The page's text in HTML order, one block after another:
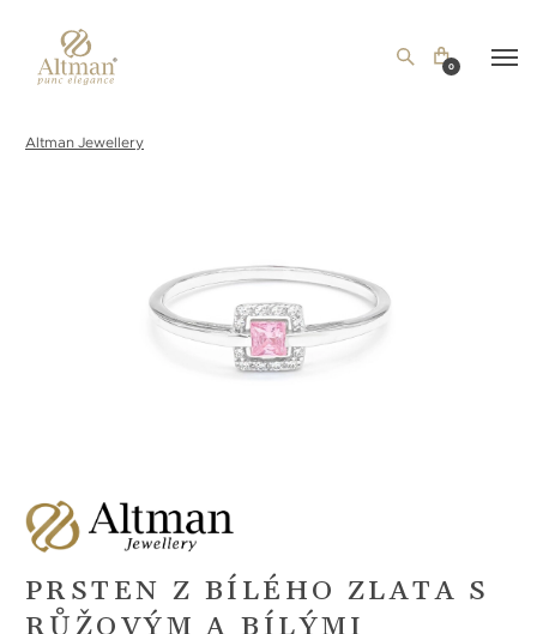
0
Altman Jewellery
PRSTEN Z BÍLÉHO ZLATA S